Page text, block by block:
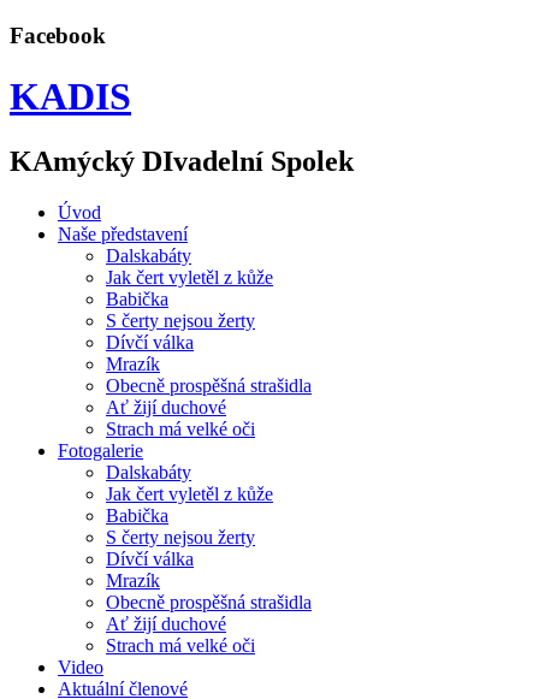
Facebook
KADIS
KAmýcký DIvadelní Spolek
Úvod
Naše představení
Dalskabáty
Jak čert vyletěl z kůže
Babička
S čerty nejsou žerty
Dívčí válka
Mrazík
Obecně prospěšná strašidla
Ať žijí duchové
Strach má velké oči
Fotogalerie
Dalskabáty
Jak čert vyletěl z kůže
Babička
S čerty nejsou žerty
Dívčí válka
Mrazík
Obecně prospěšná strašidla
Ať žijí duchové
Strach má velké oči
Video
Aktuální členové